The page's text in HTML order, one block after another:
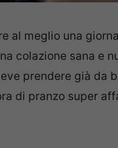
al meglio una
colazione sana e
prendere già da
di pranzo super